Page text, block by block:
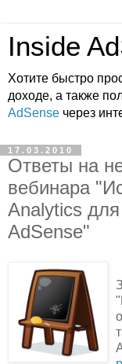
Inside
Хотите быстро
доходе, а также
AdSense через
17.03.2010
Ответы на
вебинара
Analytics
AdSense"